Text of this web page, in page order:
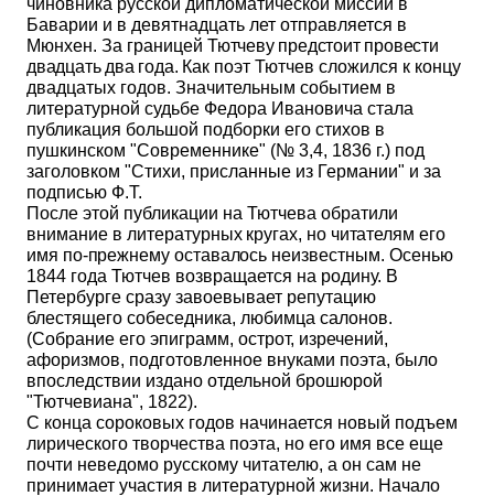
чиновника русской дипломатической миссии в
Баварии и в девятнадцать лет отправляется в
Мюнхен. За границей Тютчеву предстоит провести
двадцать два года. Как поэт Тютчев сложился к концу
двадцатых годов. Значи­тельным событием в
литературной судьбе Федора Ивановича стала
публикация большой подборки его стихов в
пушкинском "Совре­меннике" (№ 3,4, 1836 г.) под
заголовком "Стихи, присланные из Германии" и за
подписью Ф.Т.
После этой публикации на Тютчева обратили
внимание в лите­ратурных кругах, но читателям его
имя по-прежнему оставалось не­известным. Осенью
1844 года Тютчев возвращается на родину. В
Петербурге сразу завоевывает репутацию
блестящего собеседника, любимца салонов.
(Собрание его эпиграмм, острот, изречений,
афоризмов, подготовленное внуками поэта, было
впоследствии из­дано отдельной брошюрой
"Тютчевиана", 1822).
С конца сороковых годов начинается новый подъем
лирическо­го творчества поэта, но его имя все еще
почти неведомо русскому читателю, а он сам не
принимает участия в литературной жизни. Начало